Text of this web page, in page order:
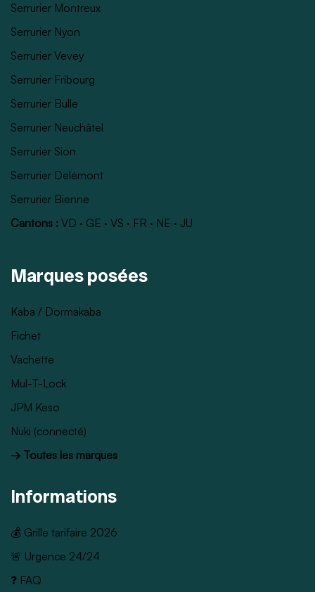
Serrurier Montreux
Serrurier Nyon
Serrurier Vevey
Serrurier Fribourg
Serrurier Bulle
Serrurier Neuchâtel
Serrurier Sion
Serrurier Delémont
Serrurier Bienne
Cantons : VD · GE · VS · FR · NE · JU
Marques posées
Kaba / Dormakaba
Fichet
Vachette
Mul-T-Lock
JPM Keso
Nuki (connecté)
→ Toutes les marques
Informations
💰 Grille tarifaire 2026
🚨 Urgence 24/24
❓ FAQ